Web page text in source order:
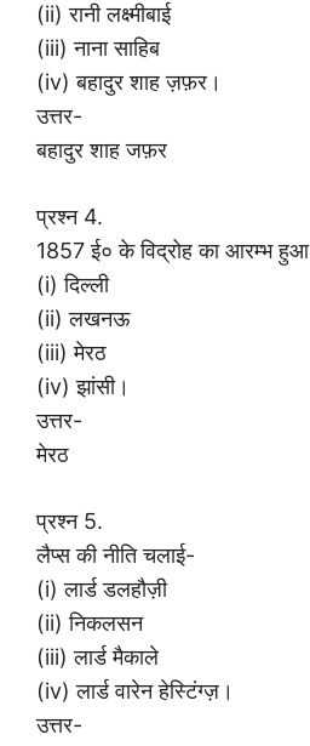
(ii) रानी लक्ष्मीबाई
(iii) नाना साहिब
(iv) बहादुर शाह ज़फ़र।
उत्तर-
बहादुर शाह जफ़र
प्रश्न 4.
1857 ई० के विद्रोह का आरम्भ हुआ
(i) दिल्ली
(ii) लखनऊ
(iii) मेरठ
(iv) झांसी।
उत्तर-
मेरठ
प्रश्न 5.
लैप्स की नीति चलाई-
(i) लार्ड डलहौज़ी
(ii) निकलसन
(iii) लार्ड मैकाले
(iv) लार्ड वारेन हेस्टिंग्ज़।
उत्तर-